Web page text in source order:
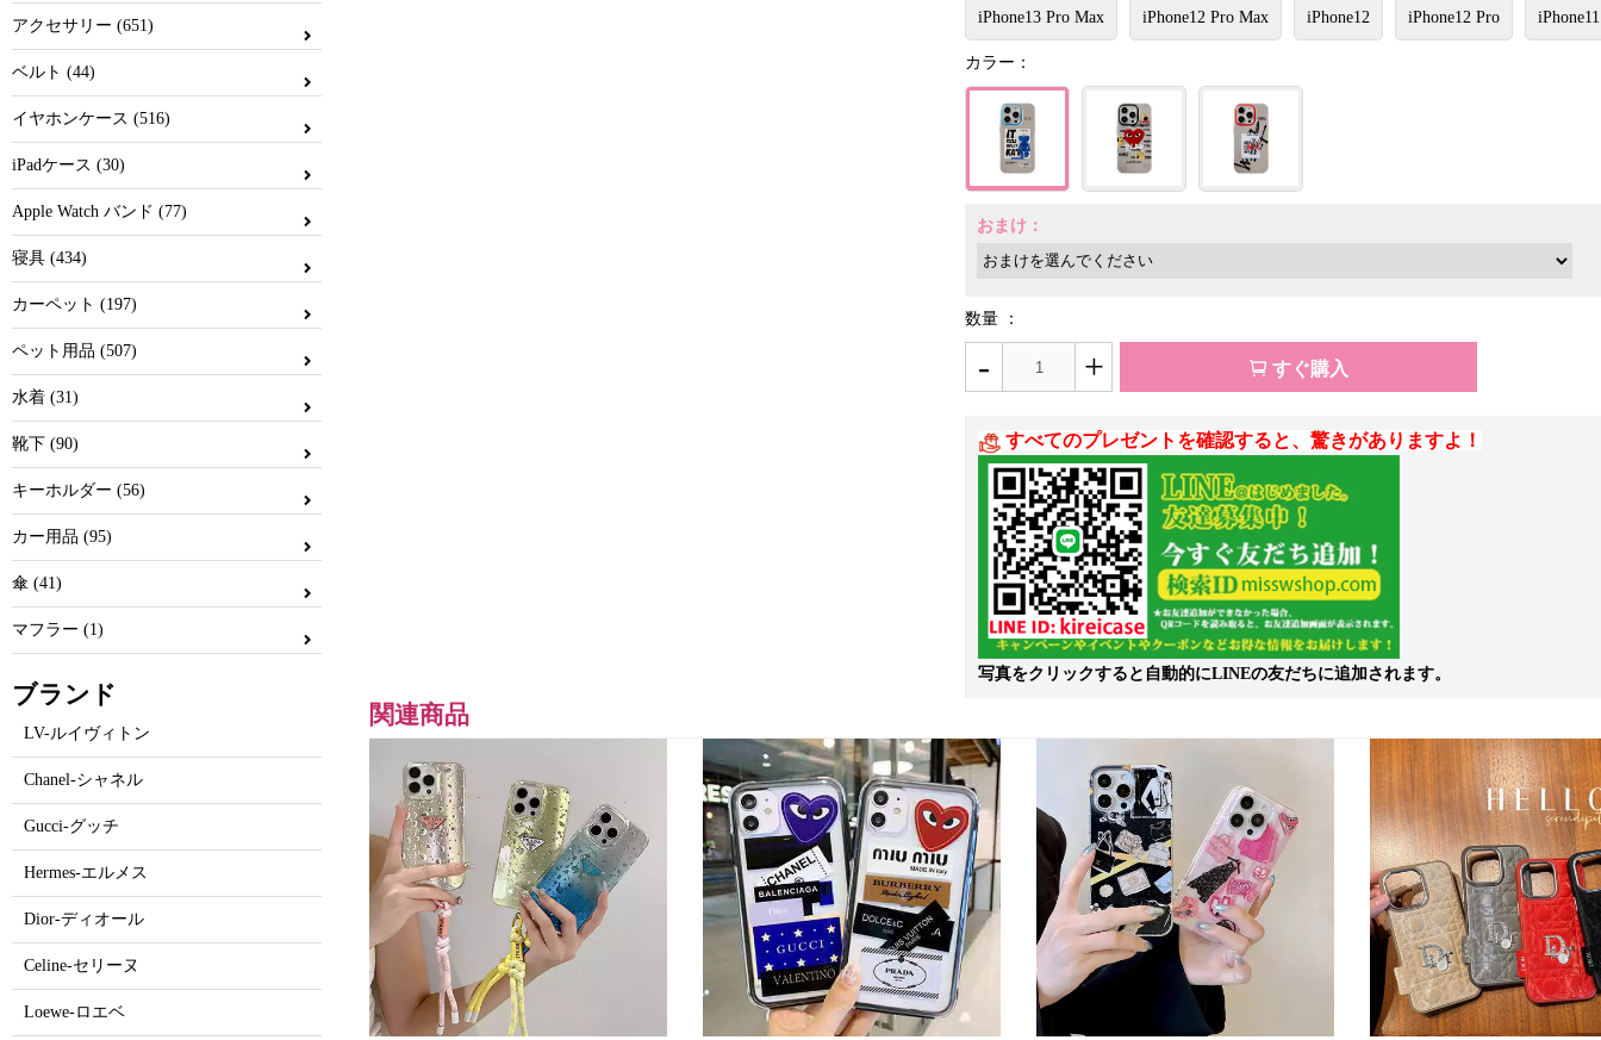
アクセサリー (651)
ベルト (44)
イヤホンケース (516)
iPadケース (30)
Apple Watch バンド (77)
寝具 (434)
カーペット (197)
ペット用品 (507)
水着 (31)
靴下 (90)
キーホルダー (56)
カー用品 (95)
傘 (41)
マフラー (1)
ブランド
LV-ルイヴィトン
Chanel-シャネル
Gucci-グッチ
Hermes-エルメス
Dior-ディオール
Celine-セリーヌ
Loewe-ロエベ
iPhone13 Pro Max iPhone12 Pro Max iPhone12 iPhone12 Pro iPhone11
カラー：
おまけ：
数量 ：
- + すぐ購入
すべてのプレゼントを確認すると、驚きがありますよ！
写真をクリックすると自動的にLINEの友だちに追加されます。
関連商品